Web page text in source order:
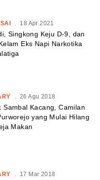
. 18 Apr 2021
Singkong Keju D-9, dan
Eks Napi Narkotika
26 Agu 2018
Sambal Kacang, Camilan
yang Mulai Hilang
Makan
. 17 Mar 2018